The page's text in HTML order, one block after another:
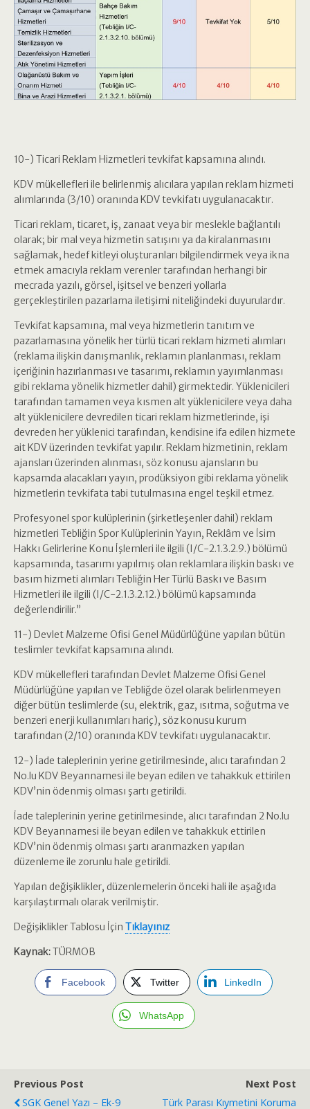
10-) Ticari Reklam Hizmetleri tevkifat kapsamına alındı.
KDV mükellefleri ile belirlenmiş alıcılara yapılan reklam hizmeti
alımlarında (3/10) oranında KDV tevkifatı uygulanacaktır.
Ticari reklam, ticaret, iş, zanaat veya bir meslekle bağlantılı
olarak; bir mal veya hizmetin satışını ya da kiralanmasını
sağlamak, hedef kitleyi oluşturanları bilgilendirmek veya ikna
etmek amacıyla reklam verenler tarafından herhangi bir
mecrada yazılı, görsel, işitsel ve benzeri yollarla
gerçekleştirilen pazarlama iletişimi niteliğindeki duyurulardır.
Tevkifat kapsamına, mal veya hizmetlerin tanıtım ve
pazarlamasına yönelik her türlü ticari reklam hizmeti alımları
(reklama ilişkin danışmanlık, reklamın planlanması, reklam
içeriğinin hazırlanması ve tasarımı, reklamın yayımlanması
gibi reklama yönelik hizmetler dahil) girmektedir. Yüklenicileri
tarafından tamamen veya kısmen alt yüklenicilere veya daha
alt yüklenicilere devredilen ticari reklam hizmetlerinde, işi
devreden her yüklenici tarafından, kendisine ifa edilen hizmete
ait KDV üzerinden tevkifat yapılır. Reklam hizmetinin, reklam
ajansları üzerinden alınması, söz konusu ajansların bu
kapsamda alacakları yayın, prodüksiyon gibi reklama yönelik
hizmetlerin tevkifata tabi tutulmasına engel teşkil etmez.
Profesyonel spor kulüplerinin (şirketleşenler dahil) reklam
hizmetleri Tebliğin Spor Kulüplerinin Yayın, Reklâm ve İsim
Hakkı Gelirlerine Konu İşlemleri ile ilgili (I/C-2.1.3.2.9.) bölümü
kapsamında, tasarımı yapılmış olan reklamlara ilişkin baskı ve
basım hizmeti alımları Tebliğin Her Türlü Baskı ve Basım
Hizmetleri ile ilgili (I/C-2.1.3.2.12.) bölümü kapsamında
değerlendirilir.”
11-) Devlet Malzeme Ofisi Genel Müdürlüğüne yapılan bütün
teslimler tevkifat kapsamına alındı.
KDV mükellefleri tarafından Devlet Malzeme Ofisi Genel
Müdürlüğüne yapılan ve Tebliğde özel olarak belirlenmeyen
diğer bütün teslimlerde (su, elektrik, gaz, ısıtma, soğutma ve
benzeri enerji kullanımları hariç), söz konusu kurum
tarafından (2/10) oranında KDV tevkifatı uygulanacaktır.
12-) İade taleplerinin yerine getirilmesinde, alıcı tarafından 2
No.lu KDV Beyannamesi ile beyan edilen ve tahakkuk ettirilen
KDV’nin ödenmiş olması şartı getirildi.
İade taleplerinin yerine getirilmesinde, alıcı tarafından 2 No.lu
KDV Beyannamesi ile beyan edilen ve tahakkuk ettirilen
KDV’nin ödenmiş olması şartı aranmazken yapılan
düzenleme ile zorunlu hale getirildi.
Yapılan değişiklikler, düzenlemelerin önceki hali ile aşağıda
karşılaştırmalı olarak verilmiştir.
Değişiklikler Tablosu İçin Tıklayınız
Kaynak:TÜRMOB
Facebook Twitter LinkedIn
WhatsApp
Previous Post
SGK Genel Yazı – Ek-9
Next Post
Türk Parası Kıymetini Koruma